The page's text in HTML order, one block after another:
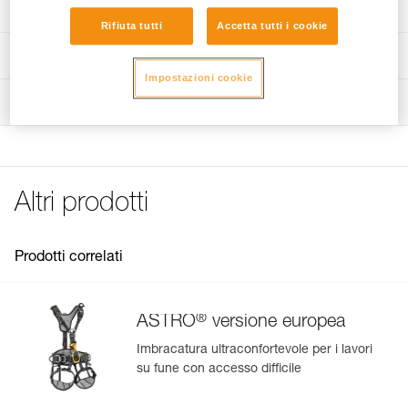
C083EA00 (confezione da 5), compatibile con:
commercializzata tra il 2018 e il 2025,
- ASTRO SIT FAST (C085AAxx) commercializzata tra il
dal 2025.
- ASTRO BOD FAST versione internazionale (C083BAxx)
commercializzata tra il 2018 e il 2025,
Specifiche tecniche
Certificazione(i): CE
: versione europea
Confezione : 5
Codice : C083EA01
: versione internazionale
Informazioni tecniche
Gestisci e controlla facilmente i tuoi DPI
Altri prodotti
Prodotti correlati
ASTRO® versione europea
Imbracatura ultraconfortevole per i lavori
su fune con accesso difficile
Rifiuta tutti Accetta tutti i cookie
Impostazioni cookie